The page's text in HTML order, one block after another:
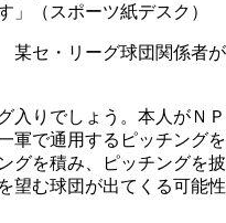
」（スポーツ紙デスク）
某セ・リーグ球団関係者が
入りでしょう。本人がＮＰ
軍で通用するピッチングを
グを積み、ピッチングを披
望む球団が出てくる可能性